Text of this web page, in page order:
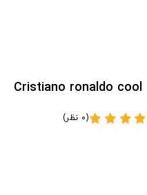
star
star
star
star(0 نظر)